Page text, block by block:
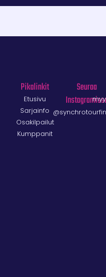
Pikalinkit
Etusivu
Sarjainfo
Osakilpailut
Kumppanit
Seuraa